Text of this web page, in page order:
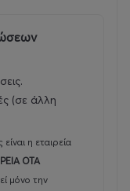
(σε άλλη
η εταιρεία
ΟΤΑ
μόνο την